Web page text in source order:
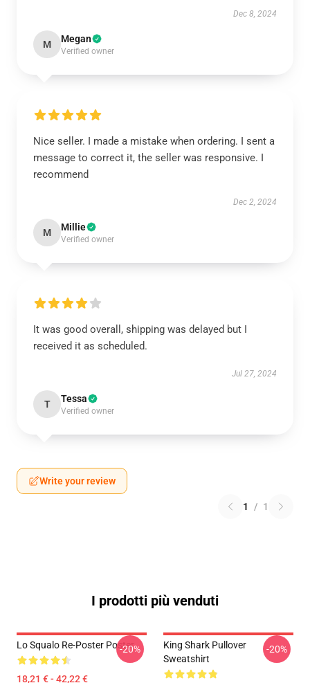
Dec 8, 2024
M Megan
Verified owner
Nice seller. I made a mistake when ordering. I sent a
message to correct it, the seller was responsive. I
recommend
Dec 2, 2024
M Millie
Verified owner
It was good overall, shipping was delayed but I
received it as scheduled.
Jul 27, 2024
T Tessa
Verified owner
Write your review
1 / 1
I prodotti più venduti
Lo Squalo Re-Poster Poster
18,21 € - 42,22 €
-20%
King Shark Pullover
Sweatshirt
-20%